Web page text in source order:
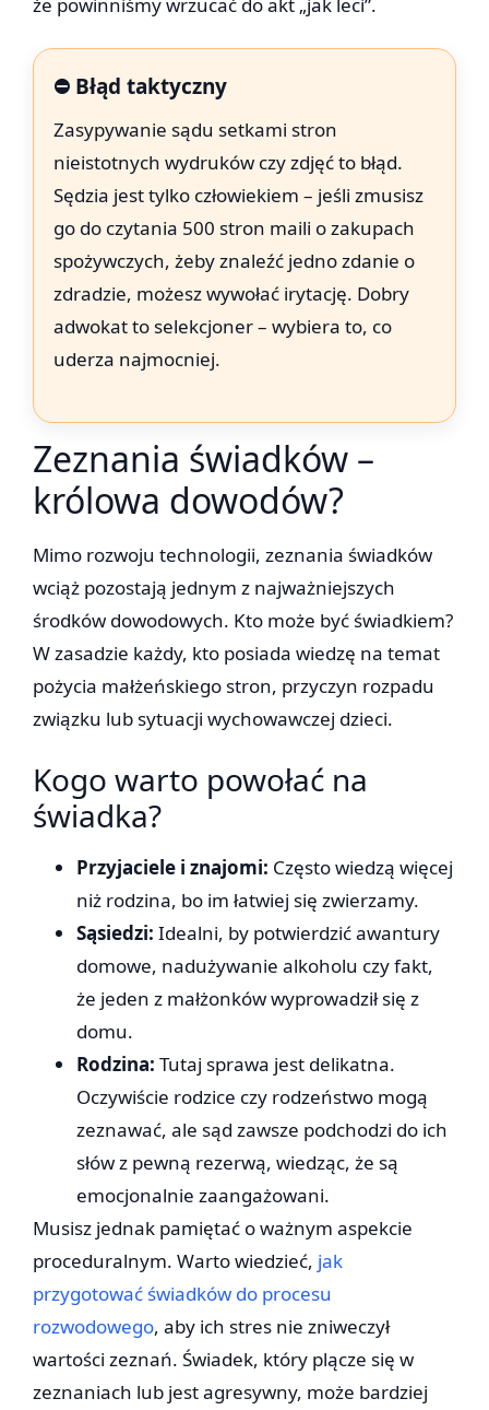
⛔ Błąd taktyczny
Zasypywanie sądu setkami stron
nieistotnych wydruków czy zdjęć to błąd.
Sędzia jest tylko człowiekiem – jeśli zmusisz
go do czytania 500 stron maili o zakupach
spożywczych, żeby znaleźć jedno zdanie o
zdradzie, możesz wywołać irytację. Dobry
adwokat to selekcjoner – wybiera to, co
uderza najmocniej.
Zeznania świadków –
królowa dowodów?
Mimo rozwoju technologii, zeznania świadków
wciąż pozostają jednym z najważniejszych
środków dowodowych. Kto może być świadkiem?
W zasadzie każdy, kto posiada wiedzę na temat
pożycia małżeńskiego stron, przyczyn rozpadu
związku lub sytuacji wychowawczej dzieci.
Kogo warto powołać na
świadka?
Przyjaciele i znajomi: Często wiedzą więcej
niż rodzina, bo im łatwiej się zwierzamy.
Sąsiedzi: Idealni, by potwierdzić awantury
domowe, nadużywanie alkoholu czy fakt,
że jeden z małżonków wyprowadził się z
domu.
Rodzina: Tutaj sprawa jest delikatna.
Oczywiście rodzice czy rodzeństwo mogą
zeznawać, ale sąd zawsze podchodzi do ich
słów z pewną rezerwą, wiedząc, że są
emocjonalnie zaangażowani.
Musisz jednak pamiętać o ważnym aspekcie
proceduralnym. Warto wiedzieć, jak
przygotować świadków do procesu
rozwodowego, aby ich stres nie zniweczył
wartości zeznań. Świadek, który plącze się w
zeznaniach lub jest agresywny, może bardziej